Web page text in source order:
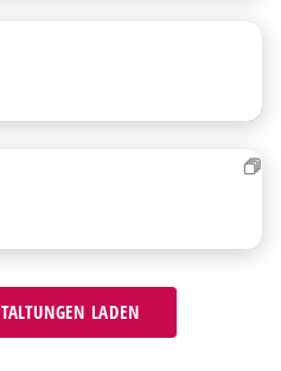
LADEN